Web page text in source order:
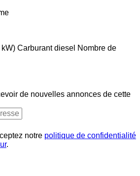
kW) Carburant diesel Nombre de
de nouvelles annonces de cette
notre politique de confidentialité
.